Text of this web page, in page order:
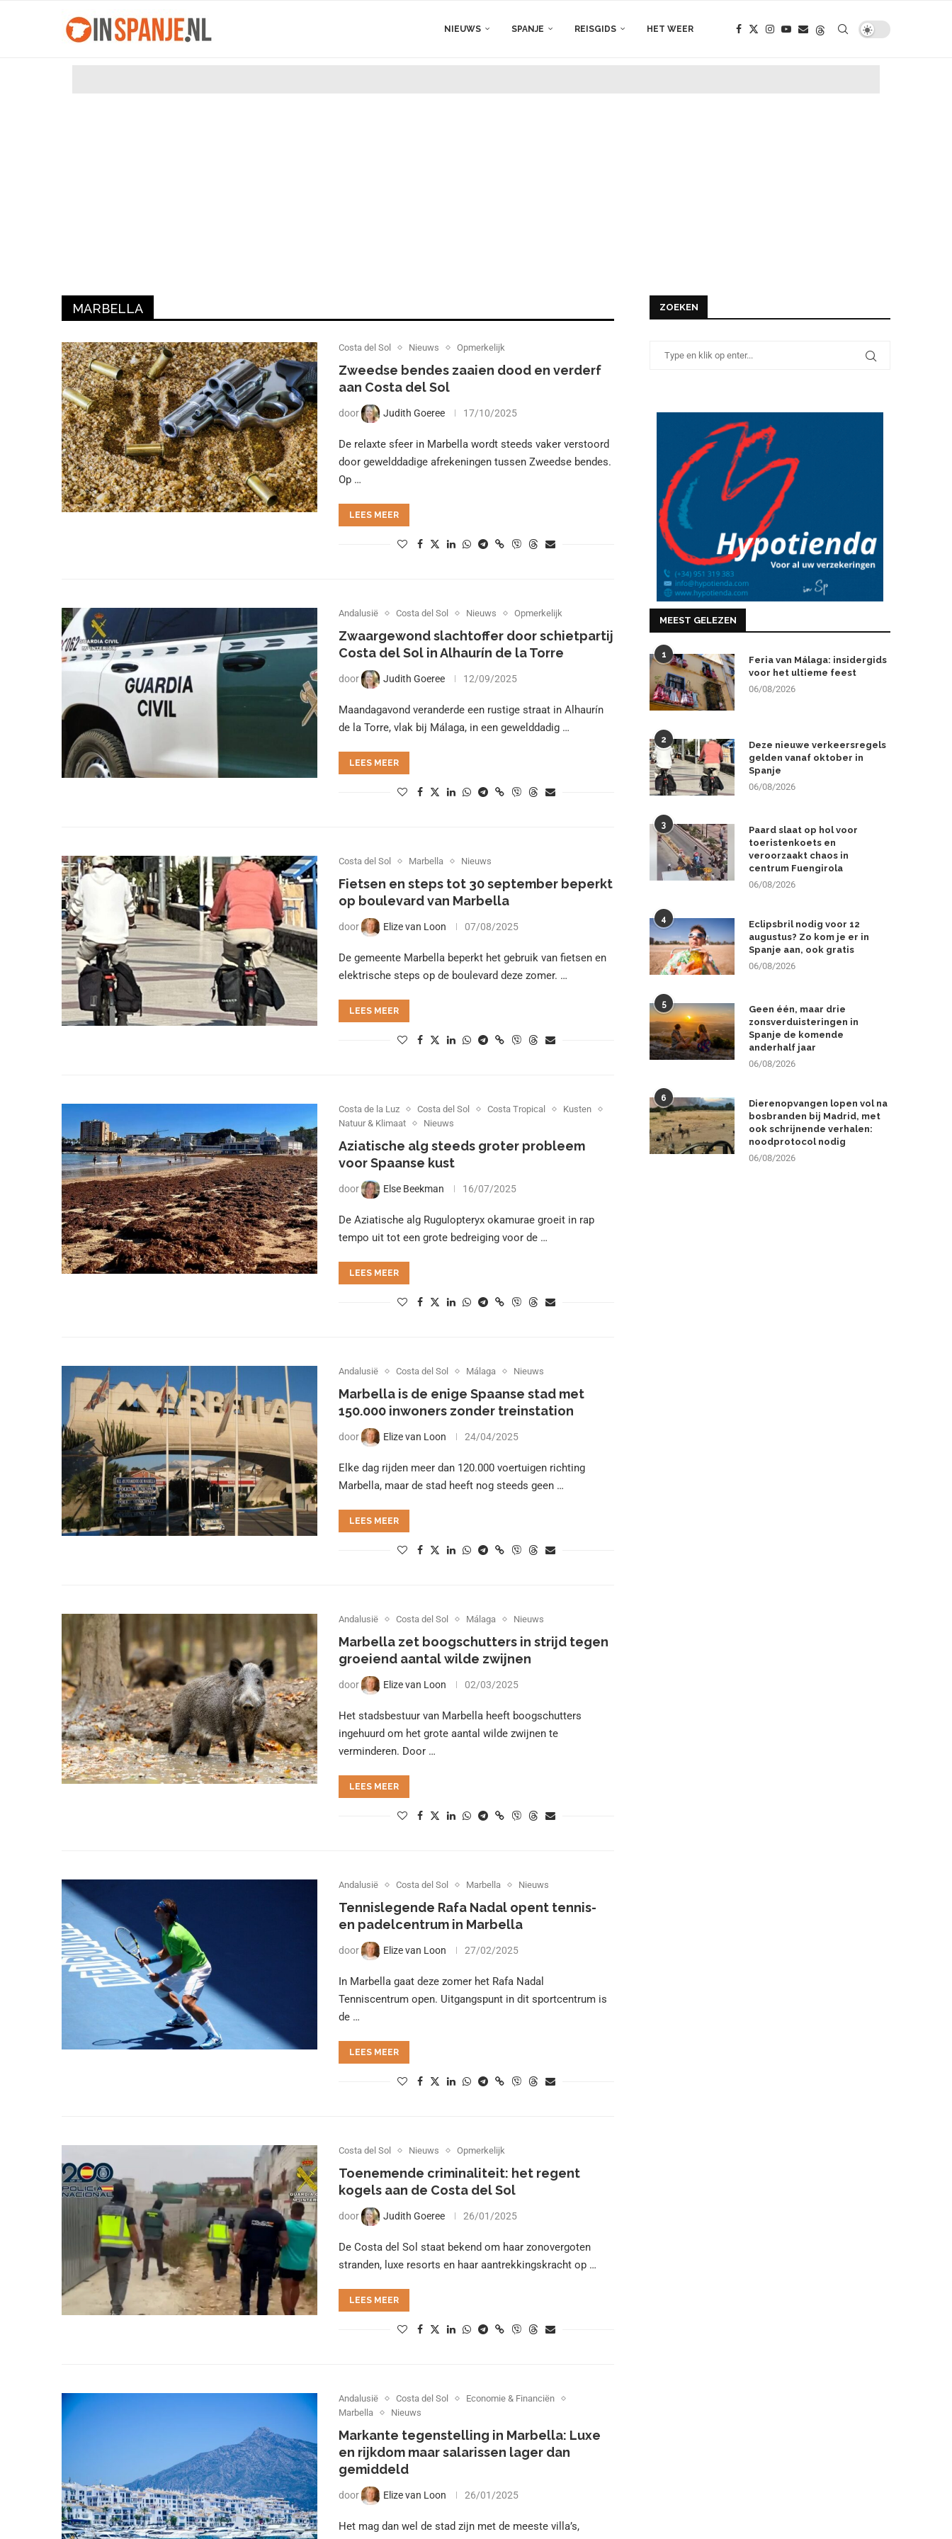
NIEUWS SPANJE REISGIDS HET WEER
MARBELLA
Costa del Sol Nieuws Opmerkelijk
Zweedse bendes zaaien dood en verderf
aan Costa del Sol
door Judith Goeree 17/10/2025
De relaxte sfeer in Marbella wordt steeds vaker verstoord
door gewelddadige afrekeningen tussen Zweedse bendes.
Op …
LEES MEER
Andalusië Costa del Sol Nieuws Opmerkelijk
Zwaargewond slachtoffer door schietpartij
Costa del Sol in Alhaurín de la Torre
door Judith Goeree 12/09/2025
Maandagavond veranderde een rustige straat in Alhaurín
de la Torre, vlak bij Málaga, in een gewelddadig …
LEES MEER
Costa del Sol Marbella Nieuws
Fietsen en steps tot 30 september beperkt
op boulevard van Marbella
door Elize van Loon 07/08/2025
De gemeente Marbella beperkt het gebruik van fietsen en
elektrische steps op de boulevard deze zomer. …
LEES MEER
Costa de la Luz Costa del Sol Costa Tropical
Kusten
Natuur & Klimaat
Nieuws
Aziatische alg steeds groter probleem
voor Spaanse kust
door Else Beekman 16/07/2025
De Aziatische alg Rugulopteryx okamurae groeit in rap
tempo uit tot een grote bedreiging voor de …
LEES MEER
Andalusië Costa del Sol Málaga Nieuws
Marbella is de enige Spaanse stad met
150.000 inwoners zonder treinstation
door Elize van Loon 24/04/2025
Elke dag rijden meer dan 120.000 voertuigen richting
Marbella, maar de stad heeft nog steeds geen …
LEES MEER
Andalusië Costa del Sol Málaga Nieuws
Marbella zet boogschutters in strijd tegen
groeiend aantal wilde zwijnen
door Elize van Loon 02/03/2025
Het stadsbestuur van Marbella heeft boogschutters
ingehuurd om het grote aantal wilde zwijnen te
verminderen. Door …
LEES MEER
Andalusië Costa del Sol Marbella Nieuws
Tennislegende Rafa Nadal opent tennis-
en padelcentrum in Marbella
door Elize van Loon 27/02/2025
In Marbella gaat deze zomer het Rafa Nadal
Tenniscentrum open. Uitgangspunt in dit sportcentrum is
de …
LEES MEER
Costa del Sol Nieuws Opmerkelijk
Toenemende criminaliteit: het regent
kogels aan de Costa del Sol
door Judith Goeree 26/01/2025
De Costa del Sol staat bekend om haar zonovergoten
stranden, luxe resorts en haar aantrekkingskracht op …
LEES MEER
Andalusië Costa del Sol
Economie & Financiën
Marbella
Nieuws
Markante tegenstelling in Marbella: Luxe
en rijkdom maar salarissen lager dan
gemiddeld
door Elize van Loon 26/01/2025
Het mag dan wel de stad zijn met de meeste villa’s,
ZOEKEN
MEEST GELEZEN
1
Feria van Málaga: insidergids
voor het ultieme feest
06/08/2026
2
Deze nieuwe verkeersregels
gelden vanaf oktober in
Spanje
06/08/2026
3
Paard slaat op hol voor
toeristenkoets en
veroorzaakt chaos in
centrum Fuengirola
06/08/2026
4
Eclipsbril nodig voor 12
augustus? Zo kom je er in
Spanje aan, ook gratis
06/08/2026
5
Geen één, maar drie
zonsverduisteringen in
Spanje de komende
anderhalf jaar
06/08/2026
6
Dierenopvangen lopen vol na
bosbranden bij Madrid, met
ook schrijnende verhalen:
noodprotocol nodig
06/08/2026